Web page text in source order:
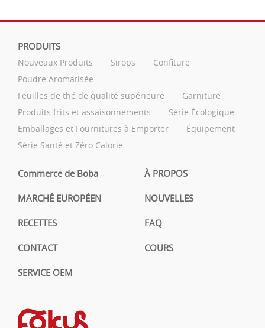
PRODUITS
Nouveaux Produits Sirops
Confiture
Poudre Aromatisée
Feuilles de thé de qualité supérieure
Garniture
Produits frits et assaisonnements
Série Écologique
Emballages et Fournitures à Emporter
Équipement
Série Santé et Zéro Calorie
Commerce de Boba À PROPOS
MARCHÉ EUROPÉEN NOUVELLES
RECETTES FAQ
CONTACT COURS
SERVICE OEM